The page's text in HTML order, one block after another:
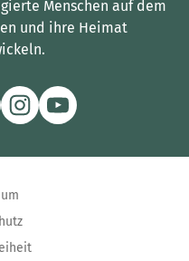
Menschen auf dem
und ihre Heimat